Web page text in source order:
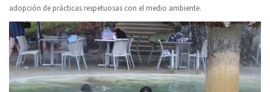
adopción de prácticas respetuosas con el medio ambiente.